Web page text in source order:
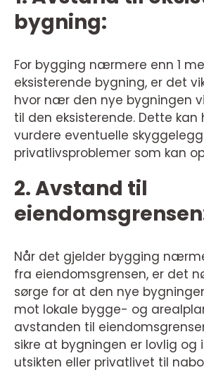
bygning:
For bygging nærmere enn 1
eksisterende bygning, er det
hvor nær den nye bygningen
til den eksisterende. Dette
vurdere eventuelle
privatlivsproblemer som kan
2. Avstand til
Når det gjelder bygging
fra eiendomsgrensen, er det
sørge for at den nye
mot lokale bygge- og
avstanden til
sikre at bygningen er lovlig og
utsikten eller privatlivet til